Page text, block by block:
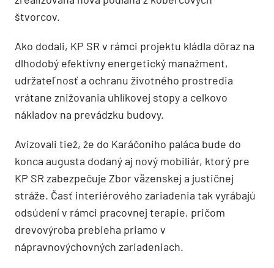
štvorcov.
Ako dodali, KP SR v rámci projektu kládla dôraz na
dlhodobý efektívny energetický manažment,
udržateľnosť a ochranu životného prostredia
vrátane znižovania uhlíkovej stopy a celkovo
nákladov na prevádzku budovy.
Avizovali tiež, že do Karáčoniho paláca bude do
konca augusta dodaný aj nový mobiliár, ktorý pre
KP SR zabezpečuje Zbor väzenskej a justičnej
stráže. Časť interiérového zariadenia tak vyrábajú
odsúdení v rámci pracovnej terapie, pričom
drevovýroba prebieha priamo v
nápravnovýchovných zariadeniach.